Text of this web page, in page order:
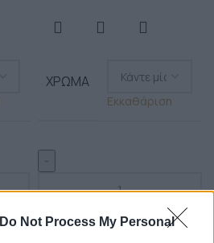
Do Not Process My Personal
ΧΡΏΜΑ
Εκκαθάριση